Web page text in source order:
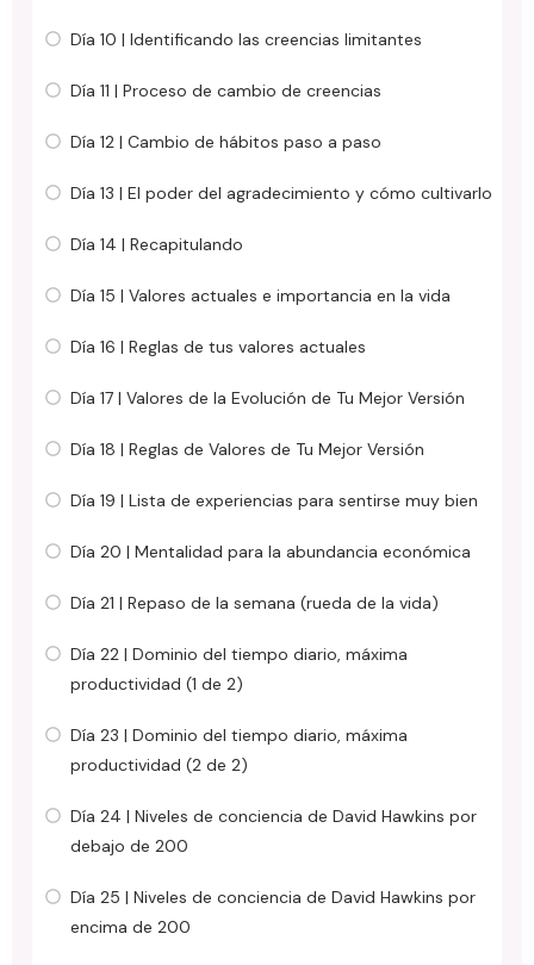
Día 10 | Identificando las creencias limitantes
Día 11 | Proceso de cambio de creencias
Día 12 | Cambio de hábitos paso a paso
Día 13 | El poder del agradecimiento y cómo cultivarlo
Día 14 | Recapitulando
Día 15 | Valores actuales e importancia en la vida
Día 16 | Reglas de tus valores actuales
Día 17 | Valores de la Evolución de Tu Mejor Versión
Día 18 | Reglas de Valores de Tu Mejor Versión
Día 19 | Lista de experiencias para sentirse muy bien
Día 20 | Mentalidad para la abundancia económica
Día 21 | Repaso de la semana (rueda de la vida)
Día 22 | Dominio del tiempo diario, máxima
productividad (1 de 2)
Día 23 | Dominio del tiempo diario, máxima
productividad (2 de 2)
Día 24 | Niveles de conciencia de David Hawkins por
debajo de 200
Día 25 | Niveles de conciencia de David Hawkins por
encima de 200